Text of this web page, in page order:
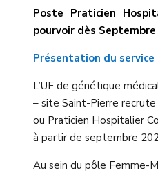
Poste Praticien
pourvoir dès Septembre
Présentation du service
L’UF de génétique
– site Saint-Pierre
ou Praticien Hospitalier
à partir de septembre
Au sein du pôle Femme-